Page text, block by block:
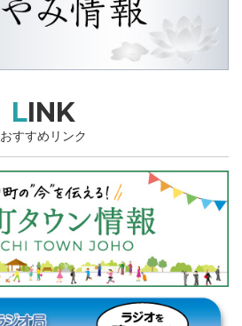
LINK
おすすめリンク